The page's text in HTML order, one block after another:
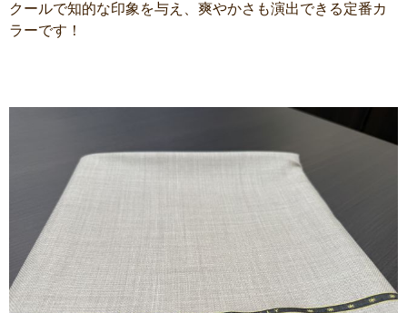
クールで知的な印象を与え、爽やかさも演出できる定番カ
ラーです！